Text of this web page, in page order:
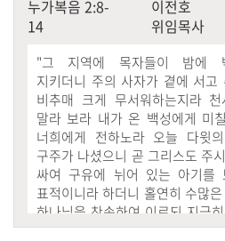
누가복음 2:8-
14
이전호
위임목사
"그 지역에 목자들이 밤에
지키더니 주의 사자가 곁에 서
비추매 크게 무서워하는지라
말라 보라 내가 온 백성에게 미
너희에게 전하노라 오늘 다윗
구주가 나셨으니 곧 그리스도 주
싸여 구유에 뉘어 있는 아기를
표적이니라 하더니 홀연히 수많
하나님을 찬송하여 이르되 지극
영광이요 땅에서는 하나님